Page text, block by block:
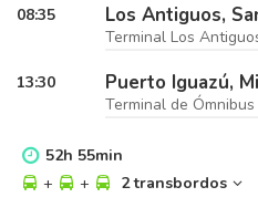
08:35 Los Antiguos,
Terminal Los
13:30 Puerto Iguazú,
Terminal de Ómnibus
52h 55min
+
+ 2 transbordos